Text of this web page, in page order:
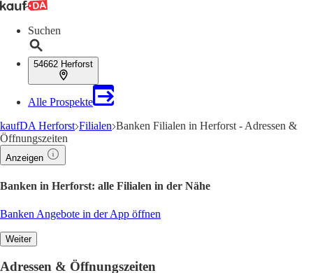
Suchen
54662 Herforst
Alle Prospekte
kaufDA Herforst Filialen Banken Filialen in Herforst - Adressen &
Öffnungszeiten
Anzeigen
Banken in Herforst: alle Filialen in der Nähe
Banken Angebote in der App öffnen
Weiter
Adressen & Öffnungszeiten